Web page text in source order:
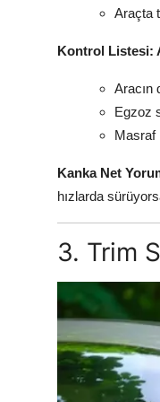
Araçta
Kontrol Listesi:
Aracın
Egzoz
Masraf
Kanka Net
hızlarda
3. Trim